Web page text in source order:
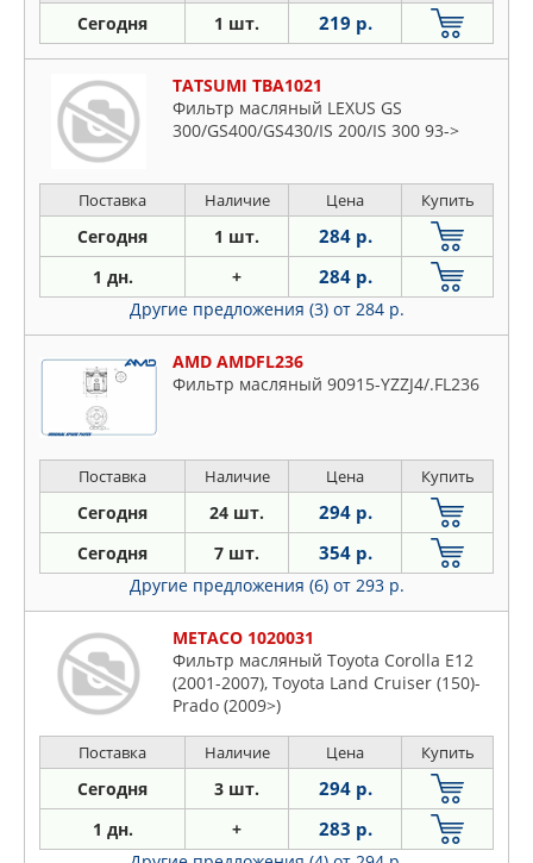
Сегодня 1 шт. 219 р.
TATSUMI TBA1021
Фильтр масляный LEXUS GS
300/GS400/GS430/IS 200/IS 300 93->
Поставка Наличие Цена Купить
Сегодня 1 шт. 284 р.
1 дн. + 284 р.
Другие предложения (3) от 284 р.
AMD AMDFL236
Фильтр масляный 90915-YZZJ4/.FL236
Поставка Наличие Цена Купить
Сегодня 24 шт. 294 р.
Сегодня 7 шт. 354 р.
Другие предложения (6) от 293 р.
METACO 1020031
Фильтр масляный Toyota Corolla E12
(2001-2007), Toyota Land Cruiser (150)-
Prado (2009>)
Поставка Наличие Цена Купить
Сегодня 3 шт. 294 р.
1 дн. + 283 р.